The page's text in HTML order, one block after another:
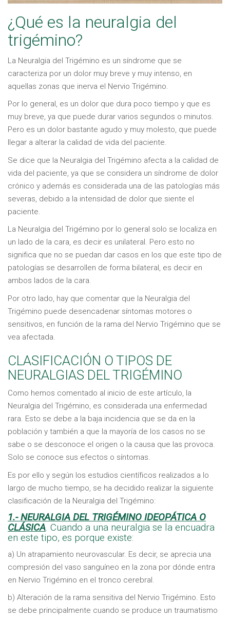
¿Qué es la neuralgia del
trigémino?
La Neuralgia del Trigémino es un síndrome que se
caracteriza por un dolor muy breve y muy intenso, en
aquellas zonas que inerva el Nervio Trigémino.
Por lo general, es un dolor que dura poco tiempo y que es
muy breve, ya que puede durar varios segundos o minutos.
Pero es un dolor bastante agudo y muy molesto, que puede
llegar a alterar la calidad de vida del paciente.
Se dice que la Neuralgia del Trigémino afecta a la calidad de
vida del paciente, ya que se considera un síndrome de dolor
crónico y además es considerada una de las patologías más
severas, debido a la intensidad de dolor que siente el
paciente.
La Neuralgia del Trigémino por lo general solo se localiza en
un lado de la cara, es decir es unilateral. Pero esto no
significa que no se puedan dar casos en los que este tipo de
patologías se desarrollen de forma bilateral, es decir en
ambos lados de la cara.
Por otro lado, hay que comentar que la Neuralgia del
Trigémino puede desencadenar síntomas motores o
sensitivos, en función de la rama del Nervio Trigémino que se
vea afectada.
CLASIFICACIÓN O TIPOS DE
NEURALGIAS DEL TRIGÉMINO
Como hemos comentado al inicio de este artículo, la
Neuralgia del Trigémino, es considerada una enfermedad
rara. Esto se debe a la baja incidencia que se da en la
población y también a que la mayoría de los casos no se
sabe o se desconoce el origen o la causa que las provoca.
Solo se conoce sus efectos o síntomas.
Es por ello y según los estudios científicos realizados a lo
largo de mucho tiempo, se ha decidido realizar la siguiente
clasificación de la Neuralgia del Trigémino:
1.- NEURALGIA DEL TRIGÉMINO IDEOPÁTICA O
CLÁSICA. Cuando a una neuralgia se la encuadra
en este tipo, es porque existe:
a) Un atrapamiento neurovascular. Es decir, se aprecia una
compresión del vaso sanguíneo en la zona por dónde entra
en Nervio Trigémino en el tronco cerebral.
b) Alteración de la rama sensitiva del Nervio Trigémino. Esto
se debe principalmente cuando se produce un traumatismo